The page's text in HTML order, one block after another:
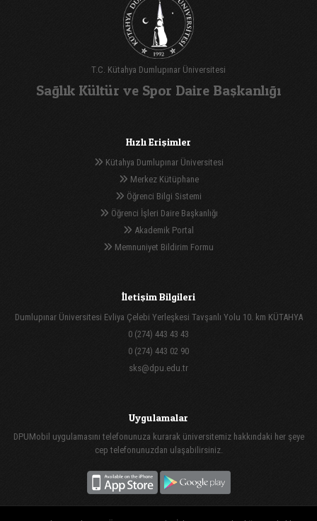
T.C. Kütahya Dumlupınar Üniversitesi
Sağlık Kültür ve Spor Daire Başkanlığı
Hızlı Erişimler
Kütahya Dumlupınar Üniversitesi
Merkez Kütüphane
Öğrenci Bilgi Sistemi
Öğrenci İşleri Daire Başkanlığı
Akademik Portal
Memnuniyet Bildirim Formu
İletişim Bilgileri
Dumlupınar Üniversitesi Evliya Çelebi Yerleşkesi Tavşanlı Yolu 10. km KÜTAHYA
0 (274) 443 43 43
0 (274) 443 02 90
sks@dpu.edu.tr
Uygulamalar
DPUMobil uygulamasını telefonunuza kurarak üniversitemiz hakkındaki her şeye
cep telefonunuzdan ulaşabilirsiniz.